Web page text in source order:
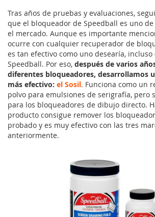
Tras años de pruebas y evaluaciones,
que el bloqueador de Speedball es uno
el mercado. Aunque es importante
ocurre con cualquier recuperador de
es tan efectivo como uno desearía, incluso
Speedball. Por eso, después de varios
diferentes bloqueadores, desarrollamos
más efectivo: el Sosil. Funciona como un
polvo para emulsiones de serigrafía, pero
para los bloqueadores de dibujo directo.
producto consigue remover los
probado y es muy efectivo con las tres
anteriormente.